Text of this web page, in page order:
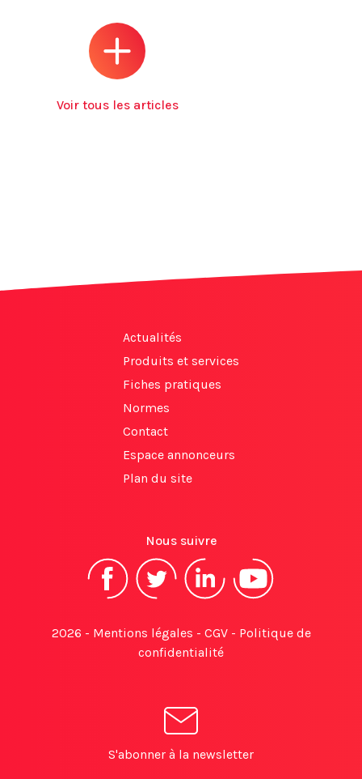
Voir tous les articles
Actualités
Produits et services
Fiches pratiques
Normes
Contact
Espace annonceurs
Plan du site
Nous suivre
2026 - Mentions légales - CGV- Politique de
confidentialité
S'abonner à la newsletter